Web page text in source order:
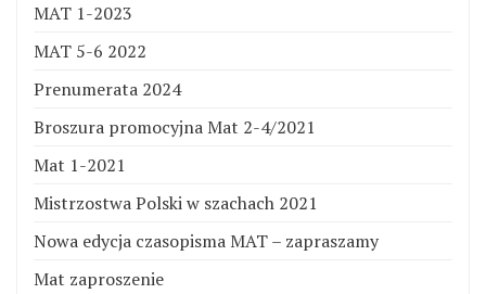
MAT 1-2023
MAT 5-6 2022
Prenumerata 2024
Broszura promocyjna Mat 2-4/2021
Mat 1-2021
Mistrzostwa Polski w szachach 2021
Nowa edycja czasopisma MAT – zapraszamy
Mat zaproszenie